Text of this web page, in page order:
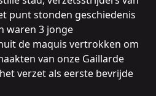
punt stonden geschiedenis
waren 3 jonge
de maquis vertrokken om
van onze Gaillarde
verzet als eerste bevrijde